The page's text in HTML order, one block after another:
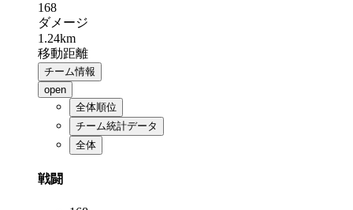
168
ダメージ
1.24km
移動距離
チーム情報
open
全体順位
チーム統計データ
全体
戦闘